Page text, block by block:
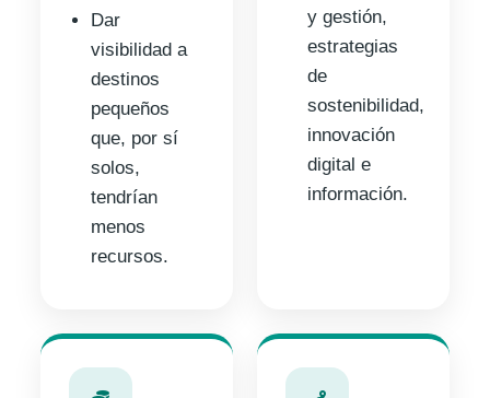
Dar
visibilidad a
destinos
pequeños
que, por sí
solos,
tendrían
menos
recursos.
y gestión,
estrategias
de
sostenibilidad,
innovación
digital e
información.